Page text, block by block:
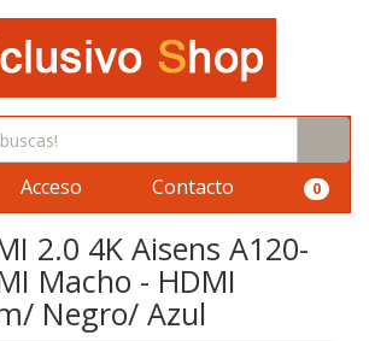
Acceso Contacto 0
2.0 4K Aisens A120-
Macho - HDMI
Negro/ Azul